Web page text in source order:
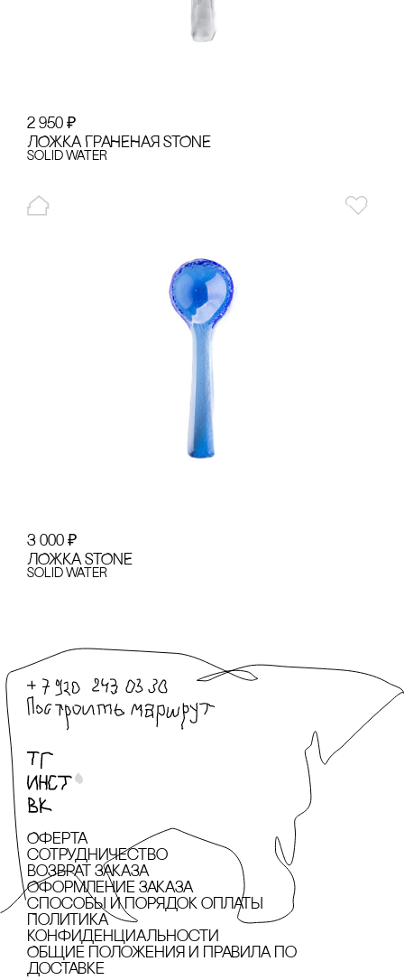
2 950 ₽
ЛОЖКА ГРАНЕНАЯ STONE
Solid Water
3 000 ₽
ЛОЖКА STONE
Solid Water
Оферта
сотрудничество
Возврат заказа
Оформление заказа
cпособы и порядок оплаты
Политика
конфиденциальности
Общие положения и правила по
доставке